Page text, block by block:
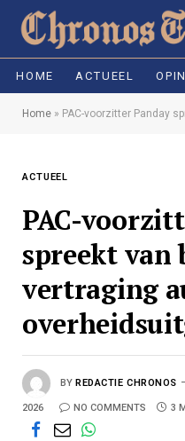
HOME ACTUEEL
Home » PAC-voorzitter Panday spreekt van
ACTUEEL
PAC-
spreekt van
vertraging
BY REDACTIE CHRONOS
2026 NO COMMENTS 3